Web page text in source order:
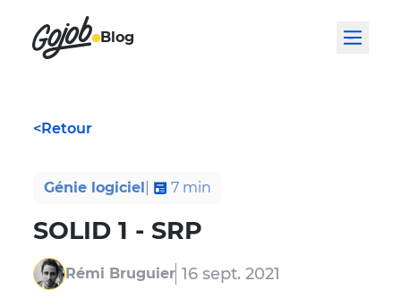
Blog
<Retour
Génie logiciel 7 min
SOLID 1 - SRP
Rémi Bruguier 16 sept. 2021